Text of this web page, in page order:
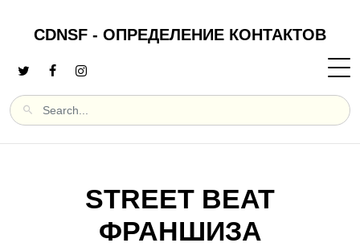
CDNSF - ОПРЕДЕЛЕНИЕ КОНТАКТОВ
STREET BEAT
ФРАНШИЗА